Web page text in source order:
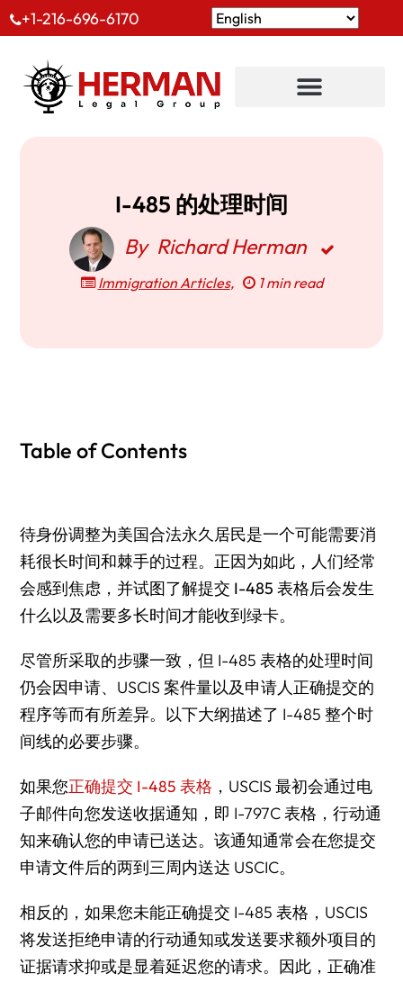
+1-216-696-6170
I-485 的处理时间
By Richard Herman
Immigration Articles, 1 min read
Table of Contents
待身份调整为美国合法永久居民是一个可能需要消
耗很长时间和棘手的过程。正因为如此，人们经常
会感到焦虑，并试图了解提交 I-485 表格后会发生
什么以及需要多长时间才能收到绿卡。
尽管所采取的步骤一致，但 I-485 表格的处理时间
仍会因申请、USCIS 案件量以及申请人正确提交的
程序等而有所差异。以下大纲描述了 I-485 整个时
间线的必要步骤。
如果您正确提交 I-485 表格 ，USCIS 最初会通过电
子邮件向您发送收据通知，即 I-797C 表格，行动通
知来确认您的申请已送达。该通知通常会在您提交
申请文件后的两到三周内送达 USCIC。
相反的，如果您未能正确提交 I-485 表格，USCIS
将发送拒绝申请的行动通知或发送要求额外项目的
证据请求抑或是显着延迟您的请求。因此，正确准